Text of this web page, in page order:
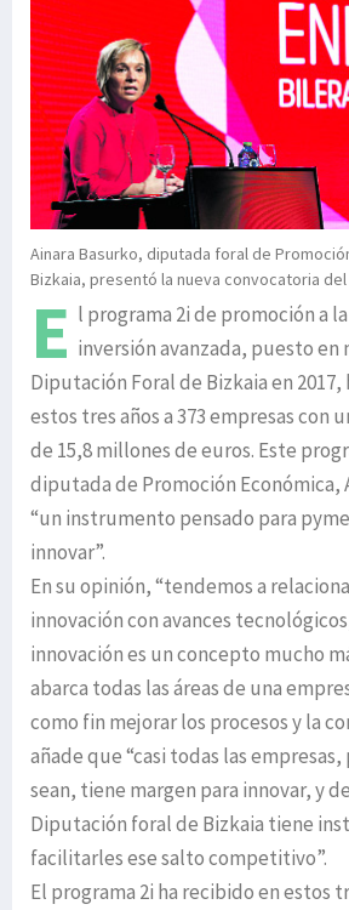
Ainara Basurko, diputada foral de
Bizkaia, presentó la nueva convocatoria
E l programa 2i de promoción a
inversión avanzada, puesto en
Diputación Foral de Bizkaia en 2017,
estos tres años a 373 empresas con
de 15,8 millones de euros. Este
diputada de Promoción Económica,
“un instrumento pensado para
innovar”.
En su opinión, “tendemos a
innovación con avances
innovación es un concepto mucho
abarca todas las áreas de una
como fin mejorar los procesos y la
añade que “casi todas las
sean, tiene margen para innovar, y
Diputación foral de Bizkaia tiene
facilitarles ese salto competitivo”.
El programa 2i ha recibido en estos